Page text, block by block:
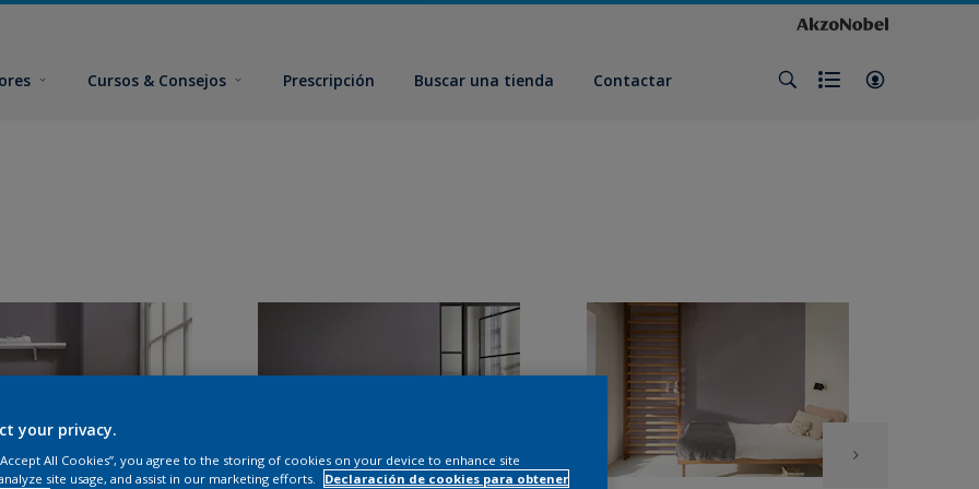
Cursos & Consejos Prescripción Buscar una tienda Contactar
your privacy.
All Cookies”, you agree to the storing of cookies on your device to enhance site
site usage, and assist in our marketing efforts.
Declaración de cookies para obtener